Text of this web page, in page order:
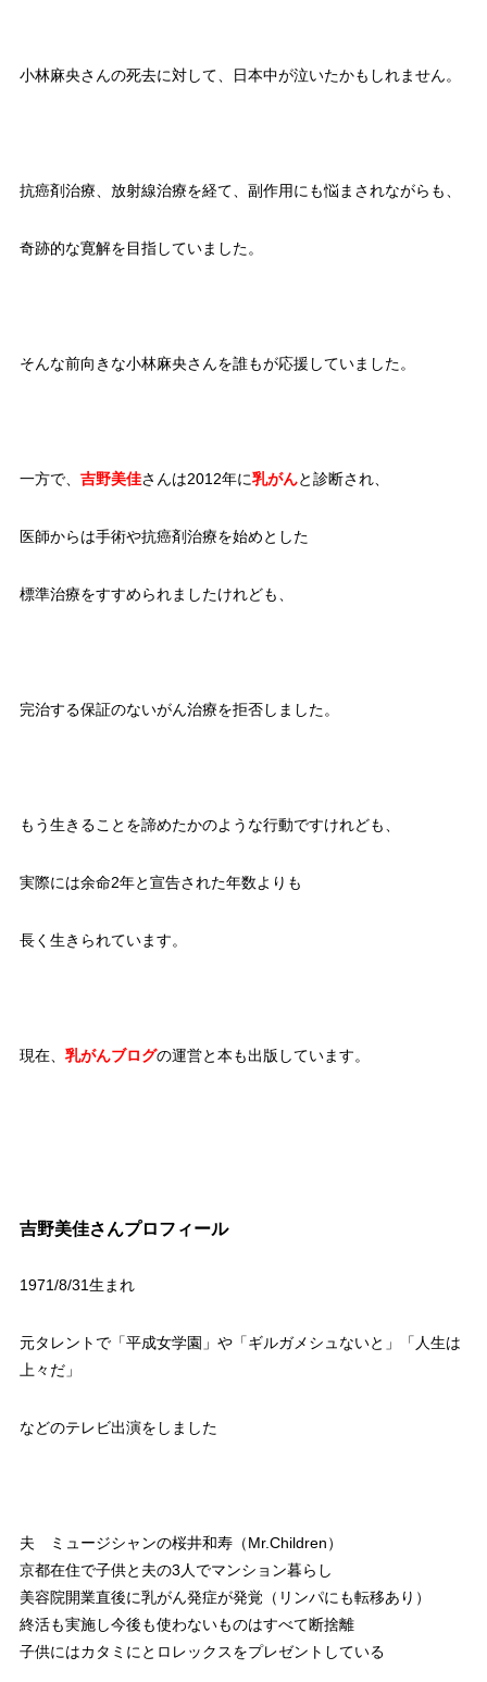
小林麻央さんの死去に対して、日本中が泣いたかもしれません。
抗癌剤治療、放射線治療を経て、副作用にも悩まされながらも、
奇跡的な寛解を目指していました。
そんな前向きな小林麻央さんを誰もが応援していました。
一方で、 吉野美佳さんは2012年に乳がんと診断され、
医師からは手術や抗癌剤治療を始めとした
標準治療をすすめられましたけれども、
完治する保証のないがん治療を拒否しました。
もう生きることを諦めたかのような行動ですけれども、
実際には余命2年と宣告された年数よりも
長く生きられています。
現在、 乳がんブログの運営と本も出版しています。
吉野美佳さんプロフィール
1971/8/31生まれ
元タレントで「平成女学園」や「ギルガメシュないと」「人生は
上々だ」
などのテレビ出演をしました
夫 ミュージシャンの桜井和寿（Mr.Children）
京都在住で子供と夫の3人でマンション暮らし
美容院開業直後に乳がん発症が発覚（リンパにも転移あり）
終活も実施し今後も使わないものはすべて断捨離
子供にはカタミにとロレックスをプレゼントしている